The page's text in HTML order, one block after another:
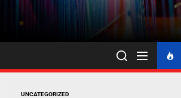
UNCATEGORIZED